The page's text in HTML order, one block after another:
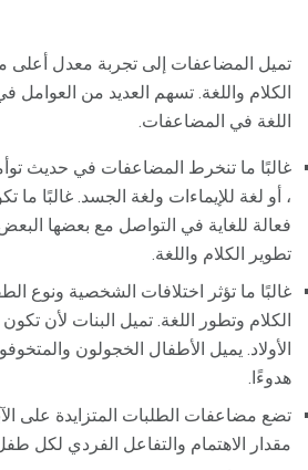
تميل المضاعفات إلى تجربة معدل أعلى
الكلام واللغة. تسهم العديد من العوامل
اللغة في المضاعفات.
غالبًا ما تنخرط المضاعفات في حديث
، أو لغة للإيماءات ولغة الجسد. غالبًا ما
فعالة للغاية في التواصل مع بعضها
تطوير الكلام واللغة.
غالبًا ما تؤثر اختلافات الشخصية ونوع
الكلام وتطور اللغة. تميل البنات لأن
الأولاد. يميل الأطفال الخجولون
هدوءًا.
تضع مضاعفات الطلبات المتزايدة على
مقدار الاهتمام والتفاعل الفردي لكل